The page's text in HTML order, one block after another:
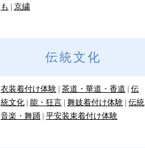
も
京繍
伝統文化
衣装着付け体験 茶道・華道・香道
伝
統文化 能・狂言 舞妓着付け体験 伝統
音楽・舞踊 平安装束着付け体験